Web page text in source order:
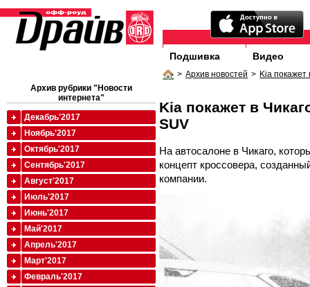
Подшивка Видео
> Архив новостей > Kia покажет
Kia покажет в
SUV
На автосалоне в Чикаго,
концепт кроссовера,
компании.
Архив рубрики "Новости
интернета"
Декабрь'2017
Ноябрь'2017
Октябрь'2017
Сентябрь'2017
Август'2017
Июль'2017
Июнь'2017
Май'2017
Апрель'2017
Март'2017
Февраль'2017